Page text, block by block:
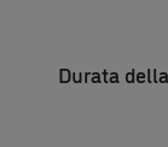
Durata